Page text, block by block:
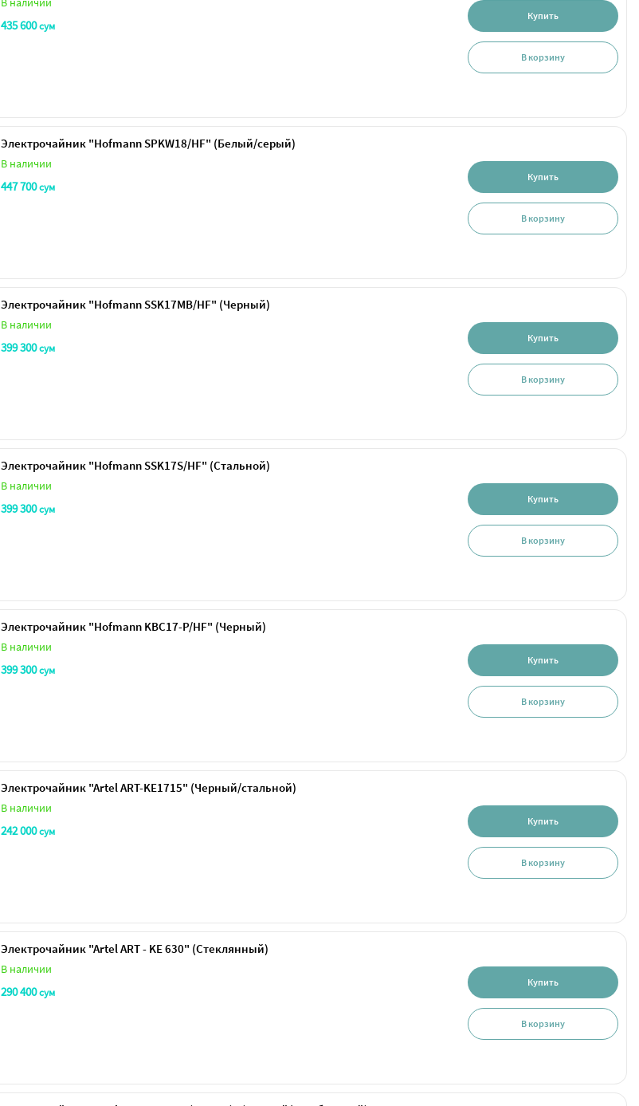
435 600сум
Купить
В корзину
Электрочайник "Нofmann SPKW18/HF" (Белый/серый)
В наличии
447 700сум
Купить
В корзину
Электрочайник "Нofmann SSK17MB/HF" (Черный)
В наличии
399 300сум
Купить
В корзину
Электрочайник "Нofmann SSK17S/HF" (Стальной)
В наличии
399 300сум
Купить
В корзину
Электрочайник "Нofmann KBC17-P/HF" (Черный)
В наличии
399 300сум
Купить
В корзину
Электрочайник "Artel ART-KE1715" (Черный/стальной)
В наличии
242 000сум
Купить
В корзину
Электрочайник "Artel ART - KE 630" (Стеклянный)
В наличии
290 400сум
Купить
В корзину